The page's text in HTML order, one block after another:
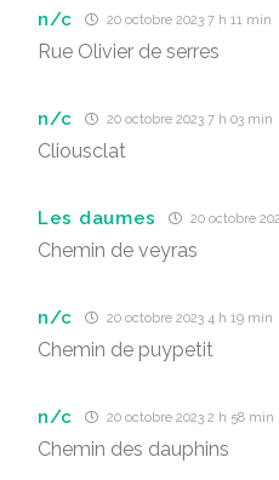
n/c 20 octobre 2023 7 h 11 min
Rue Olivier de serres
n/c 20 octobre 2023 7 h 03 min
Cliousclat
Les daumes 20 octobre
Chemin de veyras
n/c 20 octobre 2023 4 h 19 min
Chemin de puypetit
n/c 20 octobre 2023 2 h 58 min
Chemin des dauphins